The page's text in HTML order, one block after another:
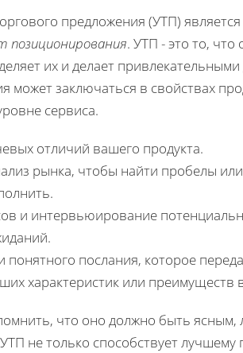
предложения (УТП)
позиционирования. УТП - это то, что
их и делает
может заключаться в свойствах
сервиса.
отличий вашего продукта.
рынка, чтобы найти пробелы
и интервьюирование
понятного послания, которое
характеристик или преимуществ
что оно должно быть
не только способствует